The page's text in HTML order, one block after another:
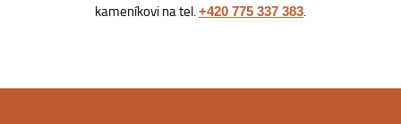
kameníkovi na tel.+420 775 337 383.